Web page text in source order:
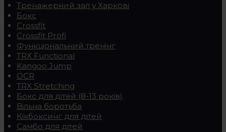
Тренажерний зал у Харкові
Бокс
Crossfit
Crossfit Profi
Функціональний тренінг
TRX Functional
Kangoo Jump
OCR
TRX Stretching
Бокс для дітей (8-13 років)
Вільна боротьба
Кікбоксинг для дітей
Самбо для дітей